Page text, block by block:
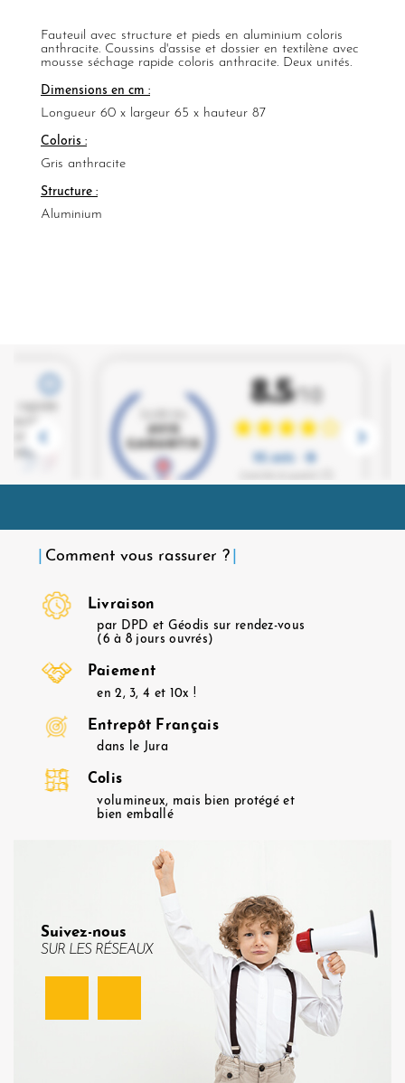
Fauteuil avec structure et pieds en aluminium coloris
anthracite. Coussins d'assise et dossier en textilène avec
mousse séchage rapide coloris anthracite. Deux unités.
Dimensions en cm :
Longueur 60 x largeur 65 x hauteur 87
Coloris :
Gris anthracite
Structure :
Aluminium
Comment vous rassurer ?
Livraison
par DPD et Géodis sur rendez-vous
(6 à 8 jours ouvrés)
Paiement
en 2, 3, 4 et 10x !
Entrepôt Français
dans le Jura
Colis
volumineux, mais bien protégé et
bien emballé
Suivez-nous
SUR LES RÉSEAUX